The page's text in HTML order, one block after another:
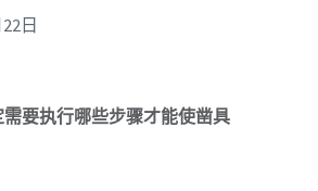
日
要执行哪些步骤才能使凿具